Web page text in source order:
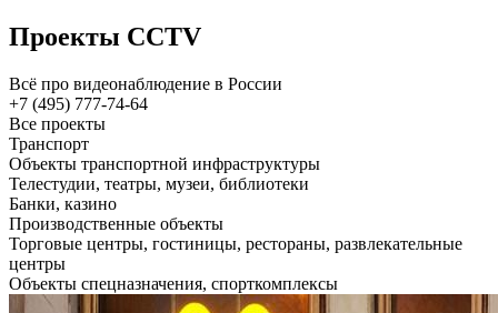
Проекты CCTV
Всё про видеонаблюдение в России
+7 (495) 777-74-64
Все проекты
Транспорт
Объекты транспортной инфраструктуры
Телестудии, театры, музеи, библиотеки
Банки, казино
Производственные объекты
Торговые центры, гостиницы, рестораны, развлекательные
центры
Объекты спецназначения, спорткомплексы